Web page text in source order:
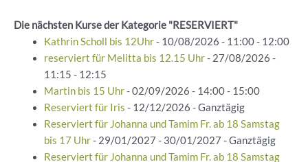
Die nächsten Kurse der Kategorie "RESERVIERT"
Kathrin Scholl bis 12Uhr- 10/08/2026 - 11:00 - 12:00
reserviert für Melitta bis 12.15 Uhr- 27/08/2026 -
11:15 - 12:15
Martin bis 15 Uhr- 02/09/2026 - 14:00 - 15:00
Reserviert für Iris - 12/12/2026 - Ganztägig
Reserviert für Johanna und Tamim Fr. ab 18 Samstag
bis 17 Uhr- 29/01/2027 - 30/01/2027 - Ganztägig
Reserviert für Johanna und Tamim Fr. ab 18 Samstag